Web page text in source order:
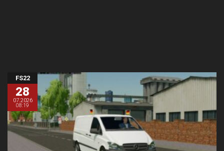
FS22
28
07.2026
08:19